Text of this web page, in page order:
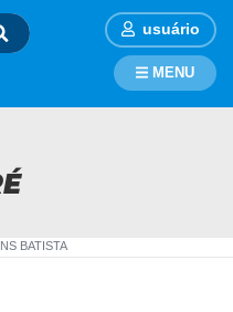
usuário
MENU
BATISTA